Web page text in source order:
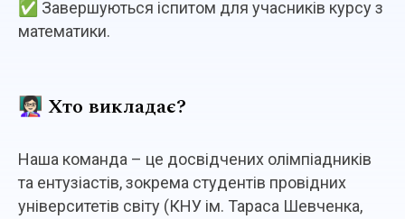
✅ Завершуються іспитом для учасників курсу з
математики.
👩🏻‍🏫 Хто викладає?
Наша команда – це досвідчених олімпіадників
та ентузіастів, зокрема студентів провідних
університетів світу (КНУ ім. Тараса Шевченка,